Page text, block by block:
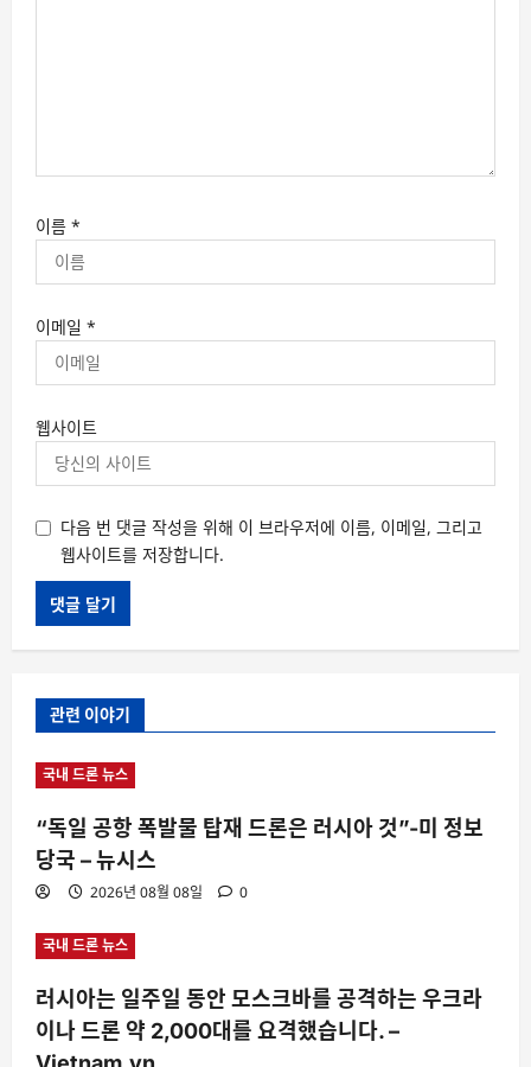
이름 *
이메일 *
웹사이트
다음 번 댓글 작성을 위해 이 브라우저에 이름, 이메일, 그리고
웹사이트를 저장합니다.
관련 이야기
국내 드론 뉴스
“독일 공항 폭발물 탑재 드론은 러시아 것”-미 정보
당국 – 뉴시스
2026년 08월 08일 0
국내 드론 뉴스
러시아는 일주일 동안 모스크바를 공격하는 우크라
이나 드론 약 2,000대를 요격했습니다. –